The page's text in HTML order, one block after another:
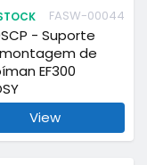
FASW-00044
- Suporte
de
EF300
View